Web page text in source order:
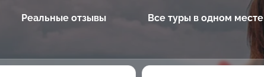
Реальные отзывы Все туры в одном месте